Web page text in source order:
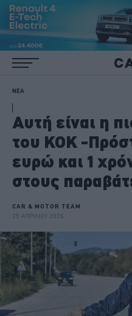
ΝΕΑ
Αυτή είναι η
του ΚΟΚ -
ευρώ και 1
στους
CAR & MOTOR TEAM
25 ΑΠΡΙΛΙΟΥ 2026